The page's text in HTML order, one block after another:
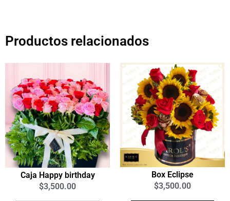
Productos relacionados
Caja Happy birthday
$3,500.00
Box Eclipse
$3,500.00